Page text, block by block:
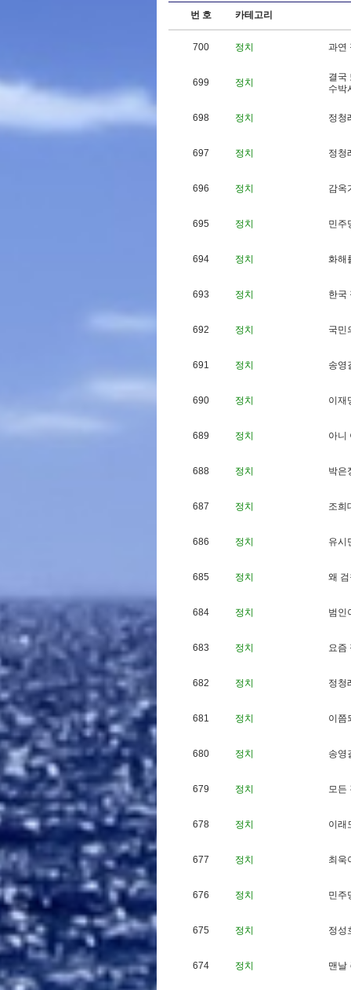
번 호 카테고리
700 정치 과연
699 정치 결 국
수박
698 정치 정청
697 정치 정청
696 정치 감옥
695 정치 민주
694 정치 화해
693 정치 한국
692 정치 국민
691 정치 송영
690 정치 이 재
689 정치 아니
688 정치 박은
687 정치 조희
686 정치 유시
685 정치 왜 검
684 정치 범 인
683 정치 요즘
682 정치 정청
681 정치 이 쯤
680 정치 송영
679 정치 모든
678 정치 이 래
677 정치 최 욱
676 정치 민주
675 정치 정성
674 정치 맨날